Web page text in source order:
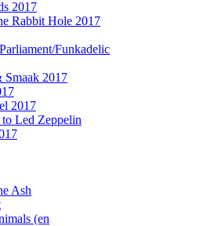
2017
Rabbit Hole 2017
Funkadelic
Smaak 2017
2017
Led Zeppelin
Ash
(en